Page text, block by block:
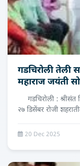
गडचिरोली तेली
महाराज जयंती
गडचिरोली : श्रीसंत
२७ डिसेंबर रोजी
20 Dec 2025